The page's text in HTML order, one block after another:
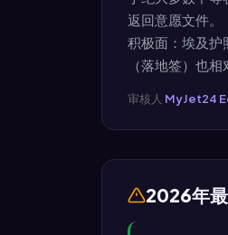
返回意愿文件。
积极面：埃及护
（落地签）也相
审核人 MyJet24
2026年